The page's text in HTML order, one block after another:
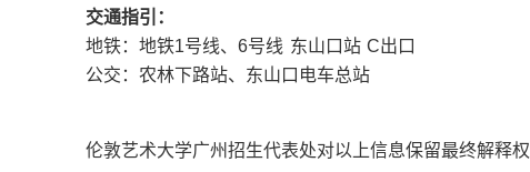
交通指引：
地铁：地铁1号线、6号线 东山口站 C出口
公交：农林下路站、东山口电车总站
伦敦艺术大学广州招生代表处对以上信息保留最终解释权